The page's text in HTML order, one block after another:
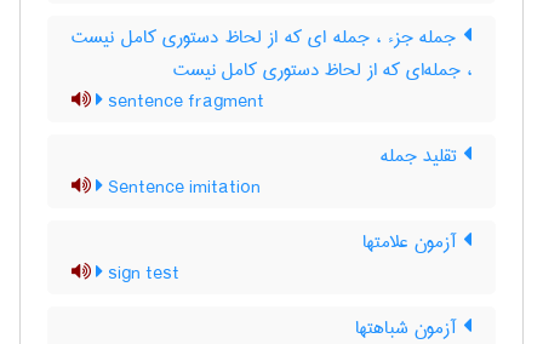
جمله جزء ، جمله ای که از لحاظ دستوری کامل نیست
، جمله‌ای که از لحاظ دستوری کامل نیست
sentence fragment
تقلید جمله
Sentence imitation
آزمون علامتها
sign test
آزمون شباهتها